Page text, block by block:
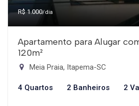
R$ 1.000/dia
Apartamento para Alugar
120m²
Meia Praia, Itapema-SC
4 Quartos 2 Banheiros 2